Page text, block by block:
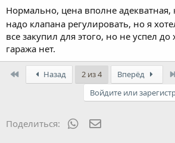
Нормально, цена вполне адекватная,
надо клапана регулировать, но я
все закупил для этого, но не успел
гаража нет.
Назад 2 из 4 Вперёд
Войдите или
Поделиться: WhatsApp